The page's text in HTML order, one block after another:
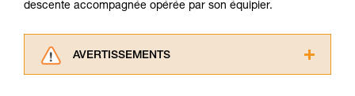
descente accompagnée opérée par son équipier.
AVERTISSEMENTS